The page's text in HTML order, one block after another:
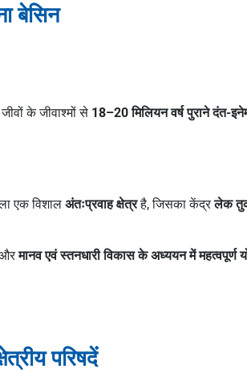
बेसिन
के जीवाश्मों से 18–20 मिलियन वर्ष पुराने दंत-
एक विशाल अंतःप्रवाह क्षेत्रहै, जिसका केंद्रलेक
मानव एवं स्तनधारी विकास के अध्ययन में महत्वपूर्ण
परिषदें